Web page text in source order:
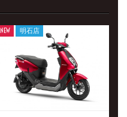
NEW 明石店